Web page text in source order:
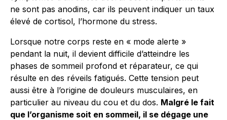
ne sont pas anodins, car ils peuvent indiquer un taux
élevé de cortisol, l’hormone du stress.
Lorsque notre corps reste en « mode alerte »
pendant la nuit, il devient difficile d’atteindre les
phases de sommeil profond et réparateur, ce qui
résulte en des réveils fatigués. Cette tension peut
aussi être à l’origine de douleurs musculaires, en
particulier au niveau du cou et du dos. Malgré le fait
que l’organisme soit en sommeil, il se dégage une